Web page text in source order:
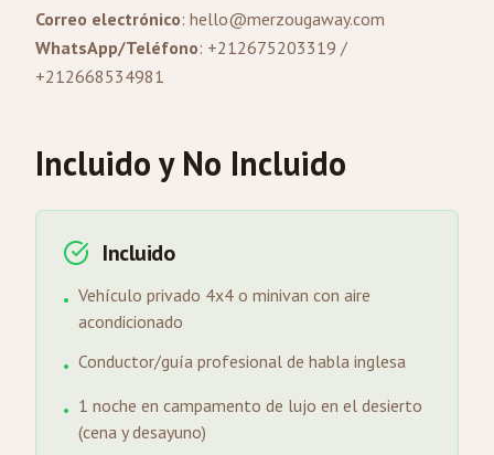
Correo electrónico: hello@merzougaway.com
WhatsApp/Teléfono: +212675203319 /
+212668534981
Incluido y No Incluido
Incluido
• Vehículo privado 4x4 o minivan con aire
acondicionado
• Conductor/guía profesional de habla inglesa
• 1 noche en campamento de lujo en el desierto
(cena y desayuno)